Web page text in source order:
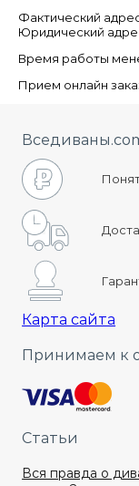
Фактический
Юридический
Время работы
Прием онлайн
Карта сайта
Принимаем к
Статьи
Вся правда о